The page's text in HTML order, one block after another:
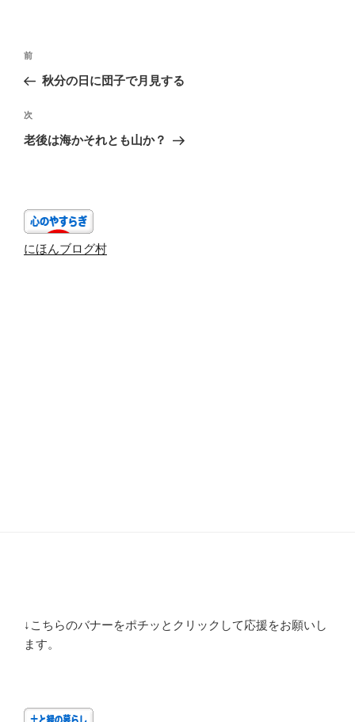
投
ナ
ビ
ゲ
ン
前
の
稿
前
秋分の日に団子で月見する
次
の
次
老後は海かそれとも山か？
にほんブログ村
↓こちらのバナーをポチッとクリックして応援をお願いし
ます。